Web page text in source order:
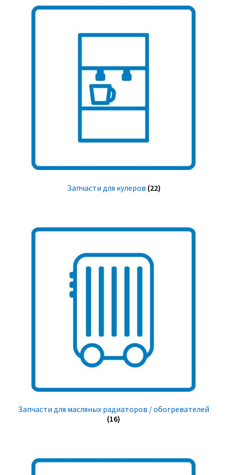
Запчасти для кулеров (22)
Запчасти для масляных радиаторов / обогревателей
(16)